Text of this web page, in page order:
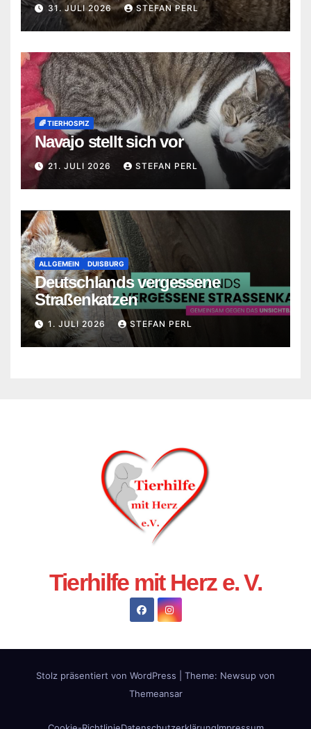
31. JULI 2026 STEFAN PERL
🌈 TIERHOSPIZ
Navajo stellt sich vor
21. JULI 2026 STEFAN PERL
ALLGEMEIN DUISBURG
Deutschlands vergessene
Straßenkatzen
1. JULI 2026 STEFAN PERL
Tierhilfe mit Herz e. V.
Stolz präsentiert von WordPress Theme: Newsup von
Themeansar